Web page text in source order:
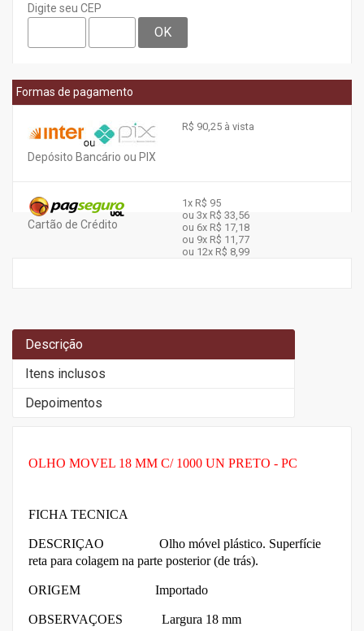
Digite seu CEP
OK
Formas de pagamento
Depósito Bancário ou PIX
R$ 90,25 à vista
Cartão de Crédito
1x R$ 95
ou 3x R$ 33,56
ou 6x R$ 17,18
ou 9x R$ 11,77
ou 12x R$ 8,99
Descrição
Itens inclusos
Depoimentos
OLHO MOVEL 18 MM C/ 1000 UN PRETO - PC
FICHA TECNICA
DESCRIÇAO Olho móvel plástico. Superfície
reta para colagem na parte posterior (de trás).
ORIGEM Importado
OBSERVAÇOES Largura 18 mm